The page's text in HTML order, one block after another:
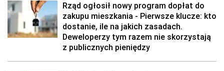
Rząd ogłosił nowy program dopłat do
zakupu mieszkania - Pierwsze klucze: kto
dostanie, ile na jakich zasadach.
Deweloperzy tym razem nie skorzystają
z publicznych pieniędzy